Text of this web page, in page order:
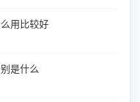
用比较好
是什么